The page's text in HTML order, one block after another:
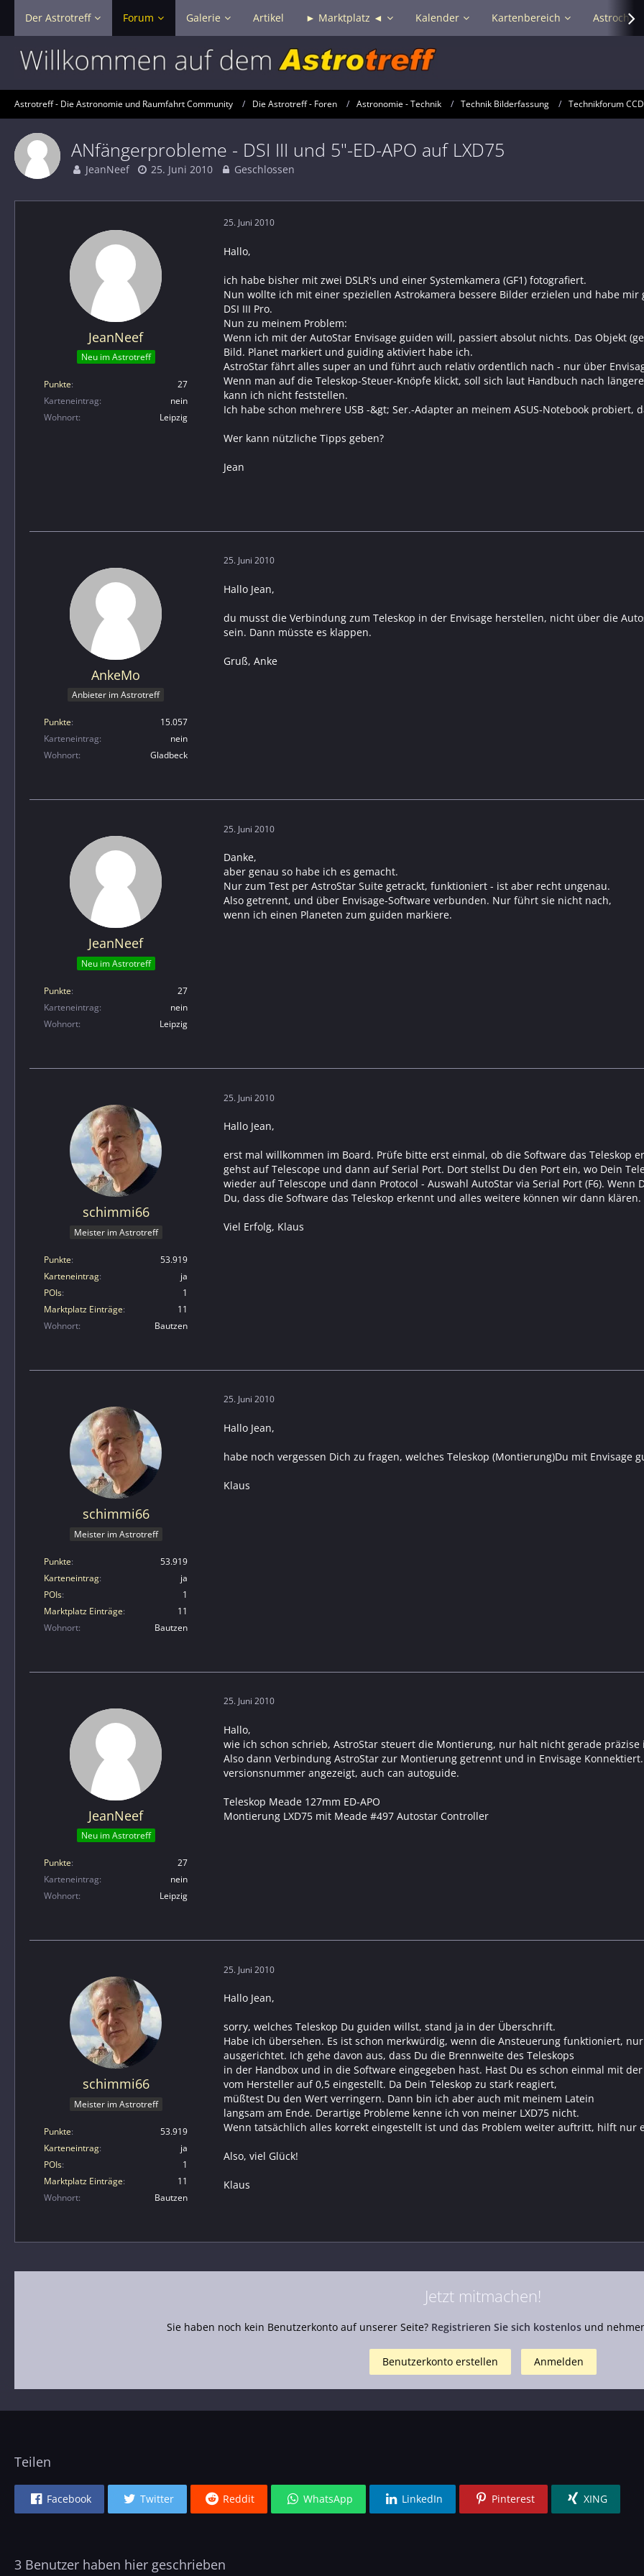
Der Astrotreff Forum Galerie Artikel ► Marktplatz ◄ Kalender Kartenbereich Astrochat
Astrotreff - Die Astronomie und Raumfahrt Community Die Astrotreff - Foren Astronomie - Technik Technik Bilderfassung Technikforum
ANfängerprobleme - DSI III und 5"-ED-APO auf LXD75
JeanNeef 25. Juni 2010 Geschlossen
JeanNeef
Neu im Astrotreff
Punkte
27
Karteneintrag
nein
Wohnort
Leipzig
25. Juni 2010
Hallo,
ich habe bisher mit zwei DSLR's und einer Systemkamera (GF1) fotografiert.
Nun wollte ich mit einer speziellen Astrokamera bessere Bilder erzielen und habe
DSI III Pro.
Nun zu meinem Problem:
Wenn ich mit der AutoStar Envisage guiden will, passiert absolut nichts. Das Objekt
Bild. Planet markiert und guiding aktiviert habe ich.
AstroStar fährt alles super an und führt auch relativ ordentlich nach - nur über
Wenn man auf die Teleskop-Steuer-Knöpfe klickt, soll sich laut Handbuch nach
kann ich nicht feststellen.
Ich habe schon mehrere USB -&gt; Ser.-Adapter an meinem ASUS-Notebook probiert,
Wer kann nützliche Tipps geben?
Jean
AnkeMo
Anbieter im Astrotreff
Punkte
15.057
Karteneintrag
nein
Wohnort
Gladbeck
25. Juni 2010
Hallo Jean,
du musst die Verbindung zum Teleskop in der Envisage herstellen, nicht über die
sein. Dann müsste es klappen.
Gruß, Anke
JeanNeef
Neu im Astrotreff
Punkte
27
Karteneintrag
nein
Wohnort
Leipzig
25. Juni 2010
Danke,
aber genau so habe ich es gemacht.
Nur zum Test per AstroStar Suite getrackt, funktioniert - ist aber recht ungenau.
Also getrennt, und über Envisage-Software verbunden. Nur führt sie nicht nach,
wenn ich einen Planeten zum guiden markiere.
schimmi66
Meister im Astrotreff
Punkte
53.919
Karteneintrag
ja
POIs
1
Marktplatz Einträge
11
Wohnort
Bautzen
25. Juni 2010
Hallo Jean,
erst mal willkommen im Board. Prüfe bitte erst einmal, ob die Software das Teleskop
gehst auf Telescope und dann auf Serial Port. Dort stellst Du den Port ein, wo Dein
wieder auf Telescope und dann Protocol - Auswahl AutoStar via Serial Port (F6).
Du, dass die Software das Teleskop erkennt und alles weitere können wir dann
Viel Erfolg, Klaus
schimmi66
Meister im Astrotreff
Punkte
53.919
Karteneintrag
ja
POIs
1
Marktplatz Einträge
11
Wohnort
Bautzen
25. Juni 2010
Hallo Jean,
habe noch vergessen Dich zu fragen, welches Teleskop (Montierung)Du mit Envisage
Klaus
JeanNeef
Neu im Astrotreff
Punkte
27
Karteneintrag
nein
Wohnort
Leipzig
25. Juni 2010
Hallo,
wie ich schon schrieb, AstroStar steuert die Montierung, nur halt nicht gerade
Also dann Verbindung AstroStar zur Montierung getrennt und in Envisage
versionsnummer angezeigt, auch can autoguide.
Teleskop Meade 127mm ED-APO
Montierung LXD75 mit Meade #497 Autostar Controller
schimmi66
Meister im Astrotreff
Punkte
53.919
Karteneintrag
ja
POIs
1
Marktplatz Einträge
11
Wohnort
Bautzen
25. Juni 2010
Hallo Jean,
sorry, welches Teleskop Du guiden willst, stand ja in der Überschrift.
Habe ich übersehen. Es ist schon merkwürdig, wenn die Ansteuerung funktioniert,
ausgerichtet. Ich gehe davon aus, dass Du die Brennweite des Teleskops
in der Handbox und in die Software eingegeben hast. Hast Du es schon einmal mit
vom Hersteller auf 0,5 eingestellt. Da Dein Teleskop zu stark reagiert,
müßtest Du den Wert verringern. Dann bin ich aber auch mit meinem Latein
langsam am Ende. Derartige Probleme kenne ich von meiner LXD75 nicht.
Wenn tatsächlich alles korrekt eingestellt ist und das Problem weiter auftritt, hilft nur
Also, viel Glück!
Klaus
Jetzt mitmachen!
Sie haben noch kein Benutzerkonto auf unserer Seite? Registrieren Sie sich kostenlos und
Benutzerkonto erstellen Anmelden
Teilen
Facebook Twitter Reddit WhatsApp LinkedIn Pinterest XING
3 Benutzer haben hier geschrieben